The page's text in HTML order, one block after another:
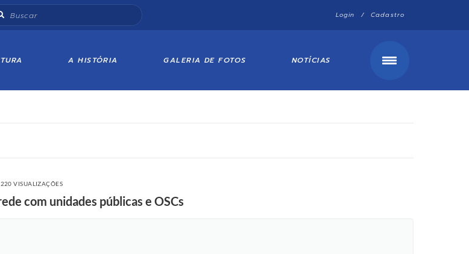
Login / Cadastro
A HISTÓRIA GALERIA DE FOTOS NOTÍCIAS
220 VISUALIZAÇÕES
com unidades públicas e OSCs